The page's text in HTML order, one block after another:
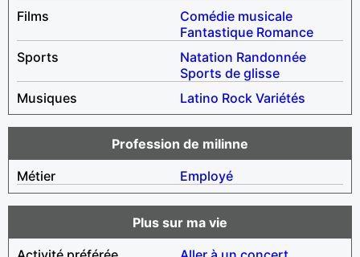
Films
Comédie musicale
Fantastique Romance
Sports
Natation Randonnée
Sports de glisse
Musiques
Latino Rock Variétés
Profession de milinne
Métier
Employé
Plus sur ma vie